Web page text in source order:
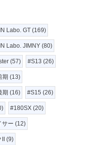
Labo. GT (169)
Labo. JIMNY (80)
(57) #S13 (26)
期 (13)
期 (16) #S15 (26)
#180SX (20)
サー (12)
II (9)